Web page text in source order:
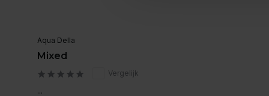
Aqua Della
Mixed
Vergelijk
...